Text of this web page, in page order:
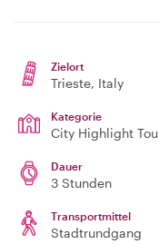
Zielort
Trieste, Italy
Kategorie
City Highlight
Dauer
3 Stunden
Transportmittel
Stadtrundgang